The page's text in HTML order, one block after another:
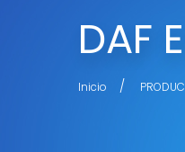
DAF
Inicio